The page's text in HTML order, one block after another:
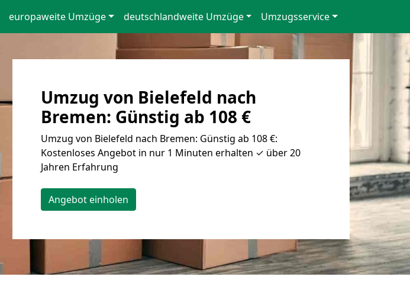
europaweite Umzüge deutschlandweite Umzüge Umzugsservice
Umzug von Bielefeld nach
Bremen: Günstig ab 108 €
Umzug von Bielefeld nach Bremen: Günstig ab 108 €:
Kostenloses Angebot in nur 1 Minuten erhalten ✓ über 20
Jahren Erfahrung
Angebot einholen